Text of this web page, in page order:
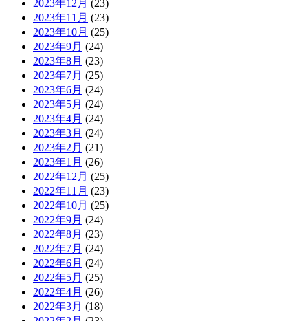
2023年12月 (23)
2023年11月 (23)
2023年10月 (25)
2023年9月 (24)
2023年8月 (23)
2023年7月 (25)
2023年6月 (24)
2023年5月 (24)
2023年4月 (24)
2023年3月 (24)
2023年2月 (21)
2023年1月 (26)
2022年12月 (25)
2022年11月 (23)
2022年10月 (25)
2022年9月 (24)
2022年8月 (23)
2022年7月 (24)
2022年6月 (24)
2022年5月 (25)
2022年4月 (26)
2022年3月 (18)